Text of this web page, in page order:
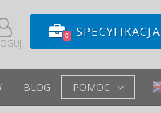
0 SPECYFIKACJA
BLOG POMOC